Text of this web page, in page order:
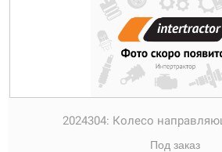
2024304: Колесо
Под заказ